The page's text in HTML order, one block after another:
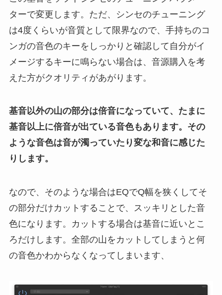
ターで変更します。ただ、シンセのチューニング
は4度くらいが音質として限界なので、手持ちのコ
ンガの音色のキーをしっかりと確認して自分がイ
メージするキーに鳴らない場合は、音源購入を考
えた方がクオリティがあがります。
基音以外の山の部分は倍音になっていて、たまに
基音以上に倍音が出ている音色もあります。 その
ような音色は音が濁っていたり変な和音に感じた
りします。
なので、そのような場合はEQでQ幅を狭くしてそ
の部分だけカットすることで、スッキリとした音
色になります。カットする場合は基音に近いとこ
ろだけします。全部の山をカットしてしまうと何
の音色かわからなくなってしまいます、